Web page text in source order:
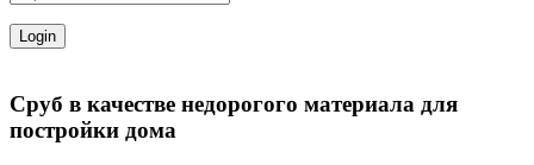
Сруб в качестве недорогого материала для
постройки дома